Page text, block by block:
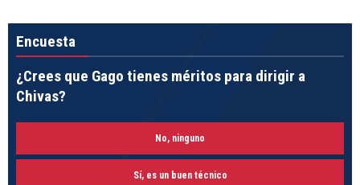
Encuesta
¿Crees que Gago tienes méritos para dirigir a
Chivas?
No, ninguno
Sí, es un buen técnico